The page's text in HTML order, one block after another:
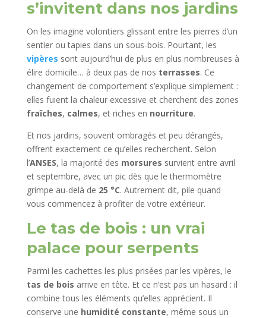
s’invitent dans nos jardins
On les imagine volontiers glissant entre les pierres d’un
sentier ou tapies dans un sous-bois. Pourtant, les
vipères sont aujourd’hui de plus en plus nombreuses à
élire domicile… à deux pas de nos terrasses. Ce
changement de comportement s’explique simplement :
elles fuient la chaleur excessive et cherchent des zones
fraîches, calmes, et riches en nourriture.
Et nos jardins, souvent ombragés et peu dérangés,
offrent exactement ce qu’elles recherchent. Selon
l’ANSES, la majorité des morsures survient entre avril
et septembre, avec un pic dès que le thermomètre
grimpe au-delà de 25 °C. Autrement dit, pile quand
vous commencez à profiter de votre extérieur.
Le tas de bois : un vrai
palace pour serpents
Parmi les cachettes les plus prisées par les vipères, le
tas de bois arrive en tête. Et ce n’est pas un hasard : il
combine tous les éléments qu’elles apprécient. Il
conserve une humidité constante, même sous un